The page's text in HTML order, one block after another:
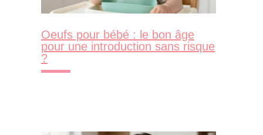
Oeufs pour bébé : le bon âge
pour une introduction sans risque
?